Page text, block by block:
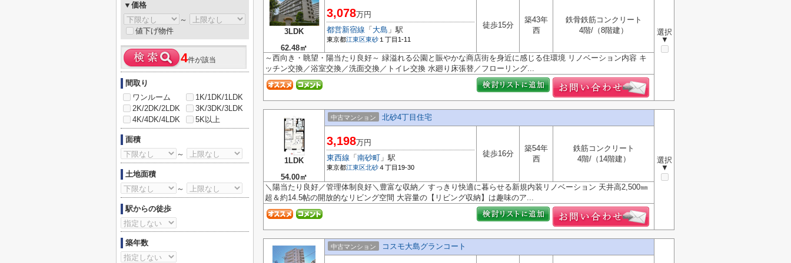
3LDK
62.48㎡
選択
▼
3,078万円
都営新宿線 「 大島 」駅
東京都江東区東砂 １丁目1-11
徒歩15分
築43年
西
鉄骨鉄筋コンクリート
4階/（8階建）
～西向き・眺望・陽当たり良好～ 緑溢れる公園と賑やかな商店街を身近に感じる住環境 リノベーション内容 キ
ッチン交換／浴室交換／洗面交換／トイレ交換 水廻り床張替／フローリング...
1LDK
54.00㎡
中古マンション 北砂4丁目住宅
選択
▼
3,198万円
東西線 「 南砂町 」駅
東京都江東区北砂４丁目19-30
徒歩16分
築54年
西
鉄筋コンクリート
4階/（14階建）
＼陽当たり良好／管理体制良好＼豊富な収納／ すっきり快適に暮らせる新規内装リノベーション 天井高2,500㎜
超＆約14.5帖の開放的なリビング空間 大容量の【リビング収納】は趣味のア...
中古マンション コスモ大島グランコート
▼価格
～
値下げ物件
4件が該当
間取り
ワンルーム
1K/1DK/1LDK
2K/2DK/2LDK
3K/3DK/3LDK
4K/4DK/4LDK
5K以上
面積
～
土地面積
～
駅からの徒歩
築年数